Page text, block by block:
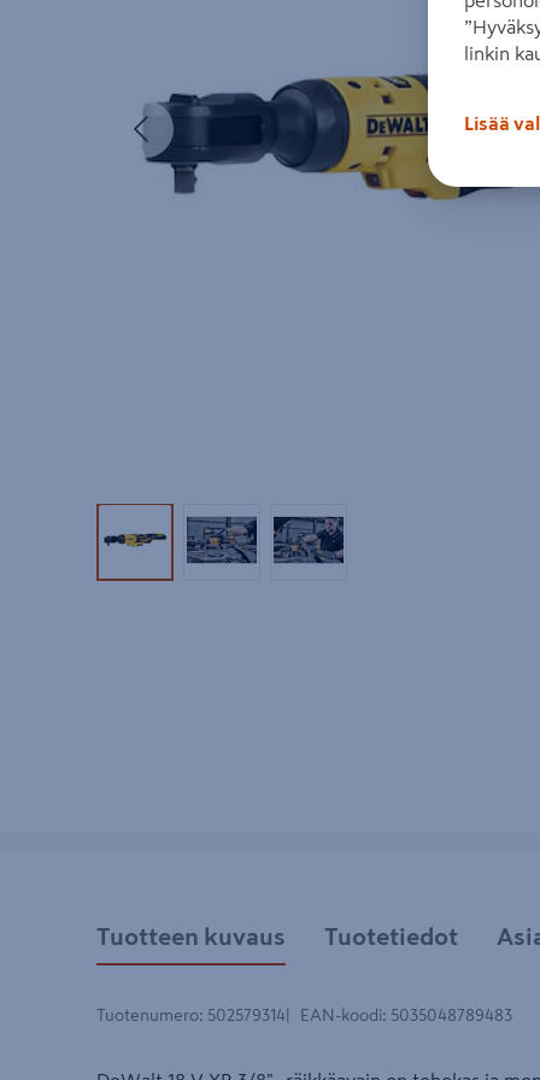
Edellinen
Tuotekuva 1Tuotekuva 2Tuotekuva 3
Tuotteen kuvaus Tuotetiedot
Tuotenumero: 502579314 EAN-koodi: 5035048789483
linkin
Lisää